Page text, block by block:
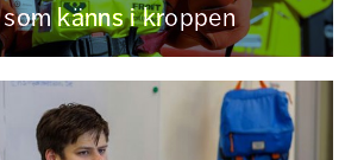
känns i kroppen